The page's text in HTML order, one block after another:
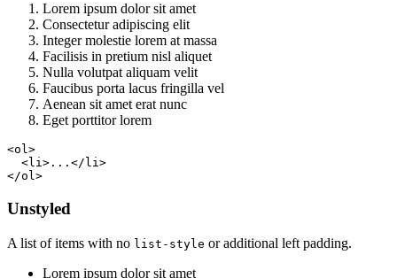
Lorem ipsum dolor sit amet
Consectetur adipiscing elit
Integer molestie lorem at massa
Facilisis in pretium nisl aliquet
Nulla volutpat aliquam velit
Faucibus porta lacus fringilla vel
Aenean sit amet erat nunc
Eget porttitor lorem
<ol>
  <li>...</li>
</ol>
Unstyled
A list of items with no list-style or additional left padding.
Lorem ipsum dolor sit amet